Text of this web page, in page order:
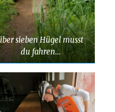
sieben Hügel musst
du fahren…